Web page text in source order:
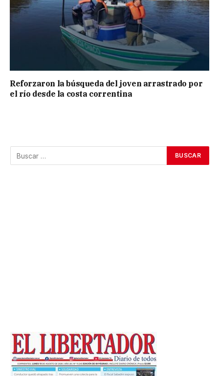
Reforzaron la búsqueda del joven arrastrado por
el río desde la costa correntina